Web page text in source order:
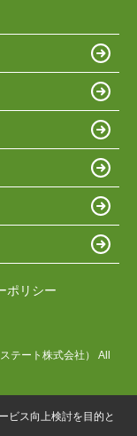
ポリシー
テート株式会社） All
ビス向上検討を目的と